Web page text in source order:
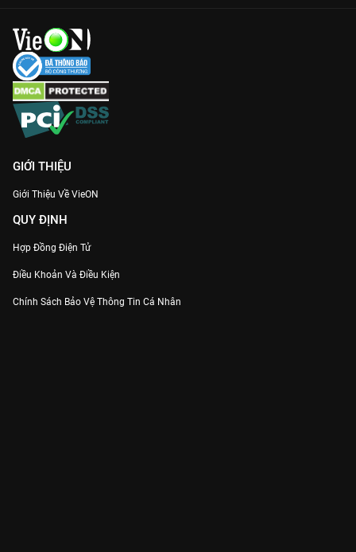
GIỚI THIỆU
Giới Thiệu Về VieON
QUY ĐỊNH
Hợp Đồng Điện Tử
Điều Khoản Và Điều Kiện
Chính Sách Bảo Vệ Thông Tin Cá Nhân